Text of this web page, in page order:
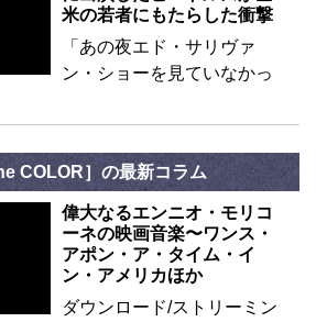
米の若者にもたらした衝撃
「あの夜エド・サリヴァ
ン・ショーを見ていなかっ
COLOR］の最新コラム
偉大なるエンニオ・モリコ
ーネの映画音楽〜ワンス・
アポン・ア・タイム・イ
ン・アメリカほか
ダウンロード/ストリーミン